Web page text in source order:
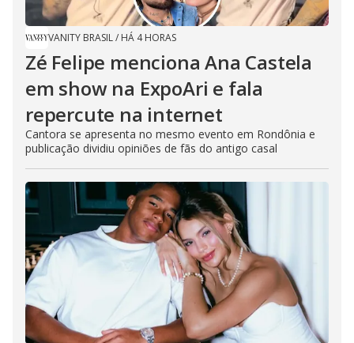
VANITY BRASIL/ HÁ 4 HORAS
Zé Felipe menciona Ana Castela
em show na ExpoAri e fala
repercute na internet
Cantora se apresenta no mesmo evento em Rondônia e
publicação dividiu opiniões de fãs do antigo casal